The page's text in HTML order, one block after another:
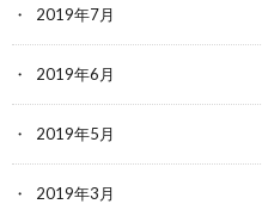
2019年7月
2019年6月
2019年5月
2019年3月